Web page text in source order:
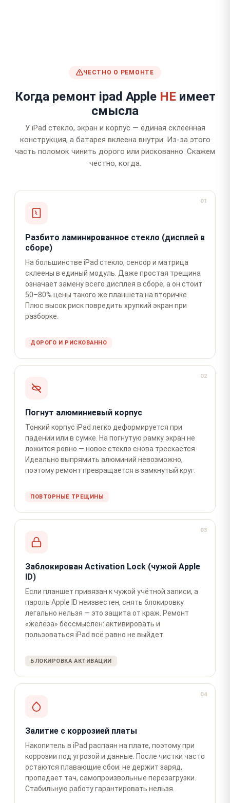
ЧЕСТНО О РЕМОНТЕ
Когда ремонт ipad Apple НЕимеет
смысла
У iPad стекло, экран и корпус — единая склеенная
конструкция, а батарея вклеена внутри. Из-за этого
часть поломок чинить дорого или рискованно. Скажем
честно, когда.
01
Разбито ламинированное стекло (дисплей в
сборе)
На большинстве iPad стекло, сенсор и матрица
склеены в единый модуль. Даже простая трещина
означает замену всего дисплея в сборе, а он стоит
50–80% цены такого же планшета на вторичке.
Плюс высок риск повредить хрупкий экран при
разборке.
ДОРОГО И РИСКОВАННО
02
Погнут алюминиевый корпус
Тонкий корпус iPad легко деформируется при
падении или в сумке. На погнутую рамку экран не
ложится ровно — новое стекло снова трескается.
Идеально выпрямить алюминий невозможно,
поэтому ремонт превращается в замкнутый круг.
ПОВТОРНЫЕ ТРЕЩИНЫ
03
Заблокирован Activation Lock (чужой Apple
ID)
Если планшет привязан к чужой учётной записи, а
пароль Apple ID неизвестен, снять блокировку
легально нельзя — это защита от краж. Ремонт
«железа» бессмыслен: активировать и
пользоваться iPad всё равно не выйдет.
БЛОКИРОВКА АКТИВАЦИИ
04
Залитие с коррозией платы
Накопитель в iPad распаян на плате, поэтому при
коррозии под угрозой и данные. После чистки часто
остаются плавающие сбои: не держит заряд,
пропадает тач, самопроизвольные перезагрузки.
Стабильную работу гарантировать нельзя.